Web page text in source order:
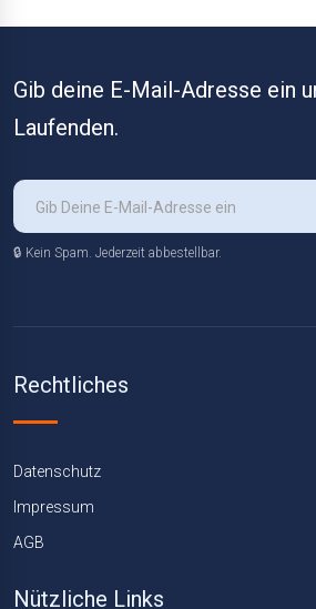
Gib deine E-Mail-Adresse ein
Laufenden.
🔒 Kein Spam. Jederzeit abbestellbar.
Rechtliches
Datenschutz
Impressum
AGB
Nützliche Links